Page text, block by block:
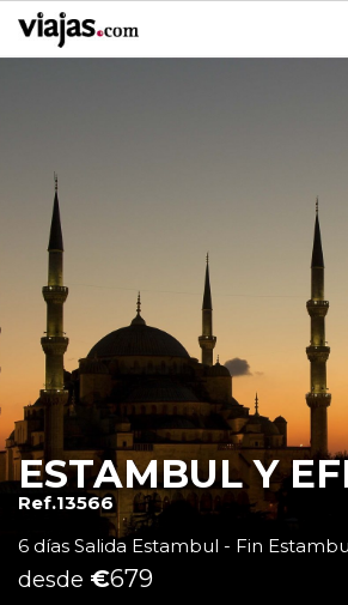
ESTAMBUL Y
Ref.13566
6 días Salida Estambul - Fin
desde €679